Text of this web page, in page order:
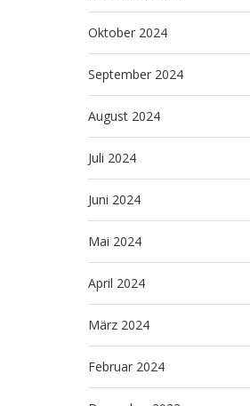
Oktober 2024
September 2024
August 2024
Juli 2024
Juni 2024
Mai 2024
April 2024
März 2024
Februar 2024